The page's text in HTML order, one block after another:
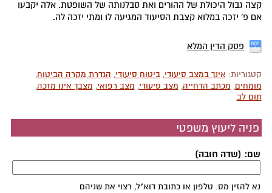
קצה גבול היכולת של ההורים ואת סבלנותה של השופטת. אלה יקבעו
אם פ' יזכה במלוא קצבת הסיעוד המגיעה לו ומתי יזכה לה.
פסק הדין המלא
קטגוריות: אינך במצב סיעודי,ביטוח סיעודי, הגדרת מקרה הביטוח,
מומחים, מכתב הדחייה, מצב סיעודי, מצב רפואי, מצבך אינו מזכה,
תום לב
פניה ליעוץ משפטי
שם: (שדה חובה)
נא להזין מס. טלפון או כתובת דוא"ל, רצוי את שניהם